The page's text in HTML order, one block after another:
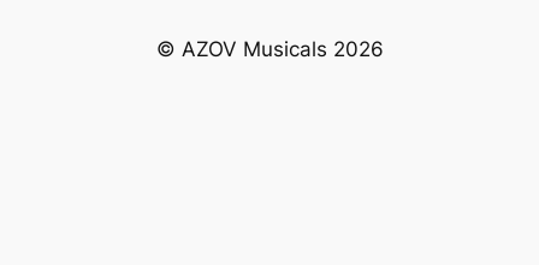
© AZOV Musicals 2026